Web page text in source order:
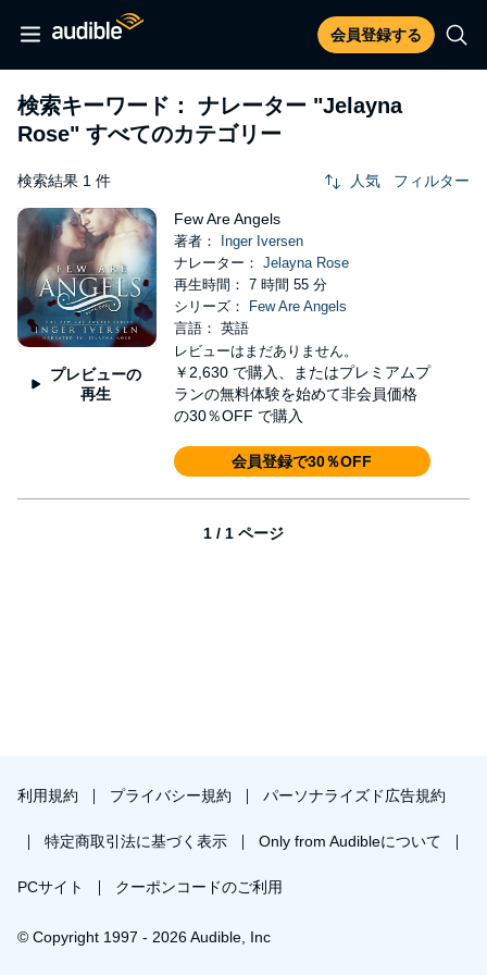
会員登録する
検索キーワード： ナレーター "Jelayna
Rose" すべてのカテゴリー
検索結果 1 件 人気 フィルター
プレビューの
再生
Few Are Angels
著者：
Inger Iversen
ナレーター： Jelayna Rose
再生時間： 7 時間 55 分
シリーズ：
Few Are Angels
言語： 英語
レビューはまだありません。
￥2,630 で購入、またはプレミアムプ
ランの無料体験を始めて非会員価格
の30％OFF で購入
会員登録で30％OFF
1 / 1 ページ
利用規約 プライバシー規約 パーソナライズド広告規約
特定商取引法に基づく表示 Only from Audibleについて
PCサイト クーポンコードのご利用
© Copyright 1997 - 2026 Audible, Inc